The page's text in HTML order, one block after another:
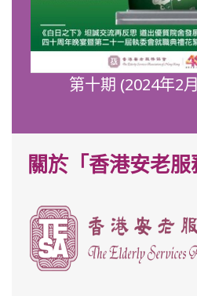
第十期 (2024年2
關於「香港安老服